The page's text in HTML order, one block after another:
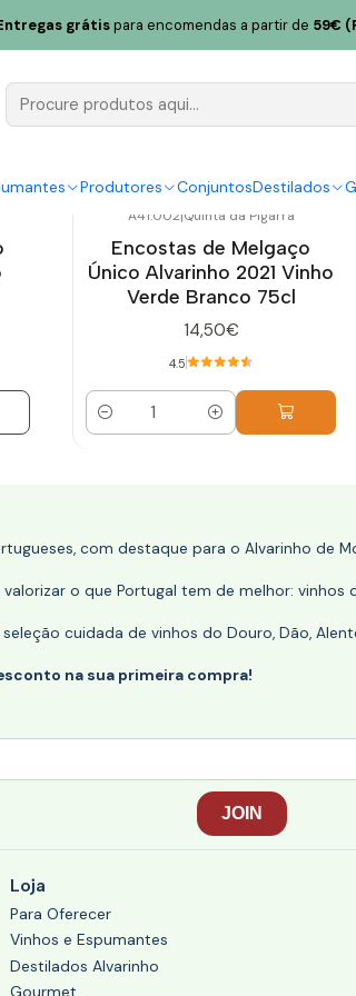
Produtores ConjuntosDestilados
grátispara encomendas a partir de 59€
Pigarra)
de Melgaço
A41.002|Quinta da Pigarra
Encostas de Melgaço
Único Alvarinho 2021 Vinho
Verde Branco 75cl
14,50€
4.5
Quantidade
com destaque para o Alvarinho de
o que Portugal tem de melhor:
cuidada de vinhos do Douro, Dão,
na sua primeira compra!
Loja
Para Oferecer
Vinhos e Espumantes
Destilados Alvarinho
Gourmet